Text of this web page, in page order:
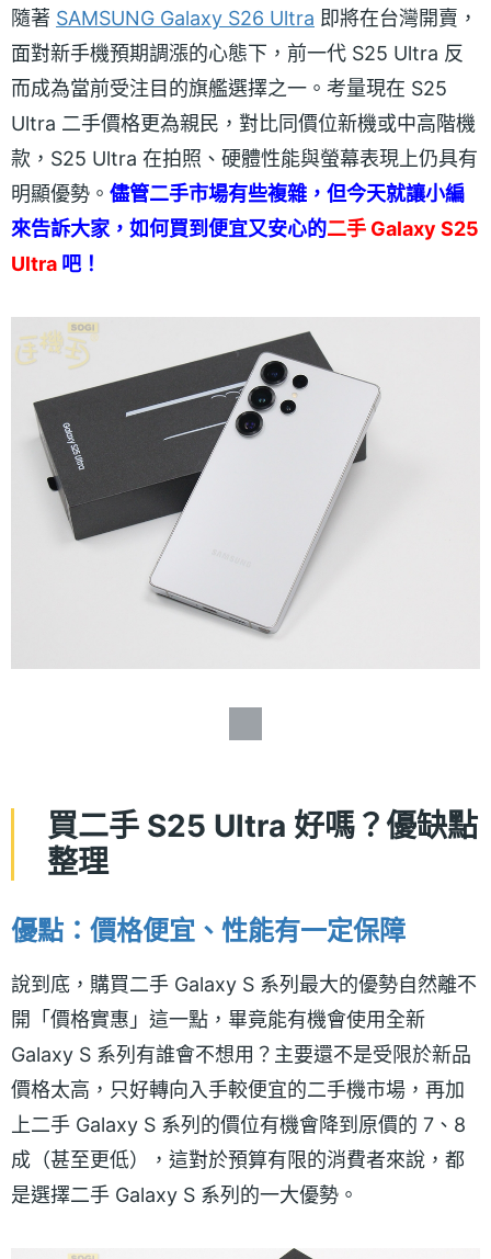
隨著 SAMSUNG Galaxy S26 Ultra 即將在台灣開賣，
面對新手機預期調漲的心態下，前一代 S25 Ultra 反
而成為當前受注目的旗艦選擇之一。考量現在 S25
Ultra 二手價格更為親民，對比同價位新機或中高階機
款，S25 Ultra 在拍照、硬體性能與螢幕表現上仍具有
明顯優勢。 儘管二手市場有些複雜，但今天就讓小編
來告訴大家，如何買到便宜又安心的二手 Galaxy S25
Ultra 吧！
買二手 S25 Ultra 好嗎？優缺點
整理
優點：價格便宜、性能有一定保障
說到底，購買二手 Galaxy S 系列最大的優勢自然離不
開「價格實惠」這一點，畢竟能有機會使用全新
Galaxy S 系列有誰會不想用？主要還不是受限於新品
價格太高，只好轉向入手較便宜的二手機市場，再加
上二手 Galaxy S 系列的價位有機會降到原價的 7、8
成（甚至更低），這對於預算有限的消費者來說，都
是選擇二手 Galaxy S 系列的一大優勢。